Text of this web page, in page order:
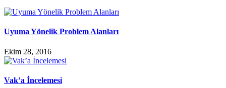
Uyuma Yönelik Problem Alanları
Ekim 28, 2016
Vak’a İncelemesi